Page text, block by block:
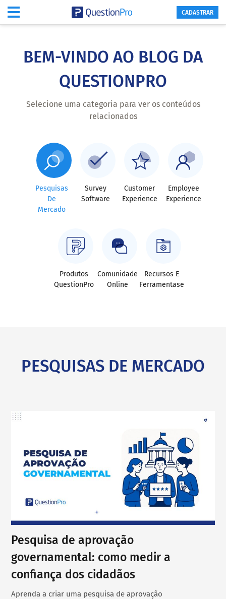
content
CADASTRAR
BEM-VINDO AO BLOG DA
QUESTIONPRO
Selecione uma categoria para ver os conteúdos
relacionados
Pesquisas
De
Mercado
Survey
Software
Customer
Experience
Employee
Experience
Produtos
QuestionPro
Comunidade
Online
Recursos E
Ferramentase
PESQUISAS DE MERCADO
Pesquisa de aprovação
governamental: como medir a
confiança dos cidadãos
Aprenda a criar uma pesquisa de aprovação